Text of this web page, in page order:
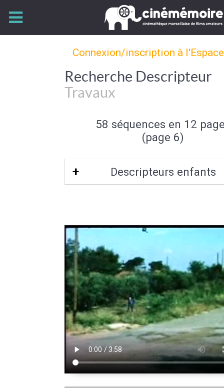
Connexion/inscription à
Recherche Descripteur
Travaux
58 séquences en 12
(page 6)
Descripteurs enfants
(bâtiment)|Terrassement|
Maçon
Couvreur| Charpentier
Electricien
|Grue (engin de levage)
Rouleau compresseur|Foreuse|
piqueur|Maison en travaux|